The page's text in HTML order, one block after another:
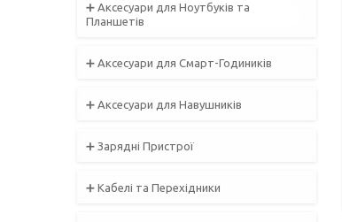
➕ Аксесуари для Ноутбуків та
Планшетів
➕ Аксесуари для Смарт-Годиників
➕ Аксесуари для Навушників
➕ Зарядні Пристрої
➕ Кабелі та Перехідники